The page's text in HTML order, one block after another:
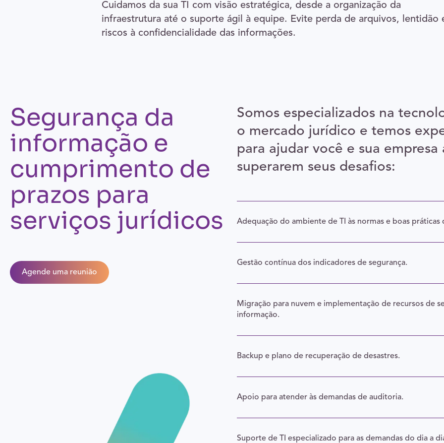
Cuidamos da sua TI com visão estratégica, desde a organização da
infraestrutura até o suporte ágil à equipe. Evite perda de arquivos, lentidão
riscos à confidencialidade das informações.
Segurança da
informação e
cumprimento de
prazos para
serviços jurídicos
Agende uma reunião
Somos especializados na
o mercado jurídico e temos
para ajudar você e sua empresa
superarem seus desafios:
Adequação do ambiente de TI às normas e boas práticas
Gestão contínua dos indicadores de segurança.
Migração para nuvem e implementação de recursos de
informação.
Backup e plano de recuperação de desastres.
Apoio para atender às demandas de auditoria.
Suporte de TI especializado para as demandas do dia a